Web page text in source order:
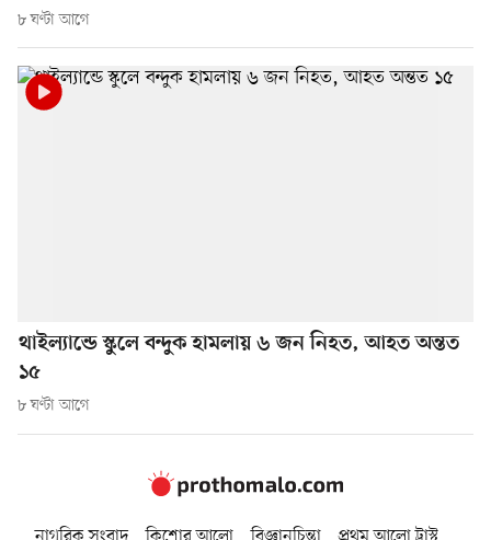
৮ ঘণ্টা আগে
থাইল্যান্ডে স্কুলে বন্দুক হামলায় ৬ জন নিহত, আহত অন্তত
১৫
৮ ঘণ্টা আগে